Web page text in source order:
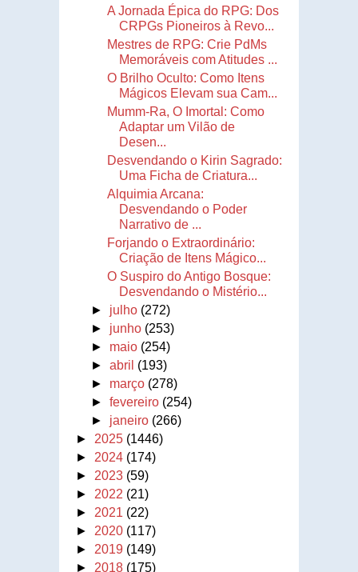
A Jornada Épica do RPG: Dos
CRPGs Pioneiros à Revo...
Mestres de RPG: Crie PdMs
Memoráveis com Atitudes ...
O Brilho Oculto: Como Itens
Mágicos Elevam sua Cam...
Mumm-Ra, O Imortal: Como
Adaptar um Vilão de
Desen...
Desvendando o Kirin Sagrado:
Uma Ficha de Criatura...
Alquimia Arcana:
Desvendando o Poder
Narrativo de ...
Forjando o Extraordinário:
Criação de Itens Mágico...
O Suspiro do Antigo Bosque:
Desvendando o Mistério...
► julho (272)
► junho (253)
► maio (254)
►abril (193)
► março (278)
►fevereiro (254)
► janeiro (266)
► 2025 (1446)
► 2024 (174)
► 2023 (59)
► 2022 (21)
► 2021 (22)
► 2020 (117)
► 2019 (149)
► 2018 (175)